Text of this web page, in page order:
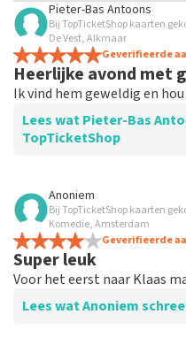
bekijken
Pieter-Bas Antoons
Bij TopTicketShop kaarten
De Vest, Alkmaar
Geverifieerde
Heerlijke avond met
Ik vind hem geweldig en
Lees wat Pieter-Bas
TopTicketShop
Beoordeling van Pieter-Bas
Mooie plaatsen
Anoniem
Bij TopTicketShop kaarten
Komedie, Amsterdam
Geverifieerde
Super leuk
Voor het eerst naar Klaas
Lees wat Anoniem